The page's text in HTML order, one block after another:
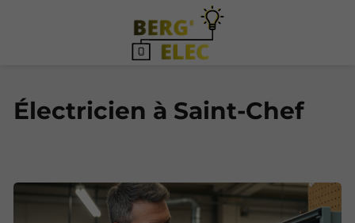
Électricien à Saint-Chef